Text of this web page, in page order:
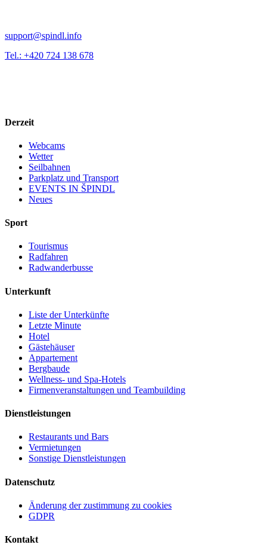
support@spindl.info
Tel.: +420 724 138 678
Derzeit
Webcams
Wetter
Seilbahnen
Parkplatz und Transport
EVENTS IN ŠPINDL
Neues
Sport
Tourismus
Radfahren
Radwanderbusse
Unterkunft
Liste der Unterkünfte
Letzte Minute
Hotel
Gästehäuser
Appartement
Bergbaude
Wellness- und Spa-Hotels
Firmenveranstaltungen und Teambuilding
Dienstleistungen
Restaurants und Bars
Vermietungen
Sonstige Dienstleistungen
Datenschutz
Änderung der zustimmung zu cookies
GDPR
Kontakt